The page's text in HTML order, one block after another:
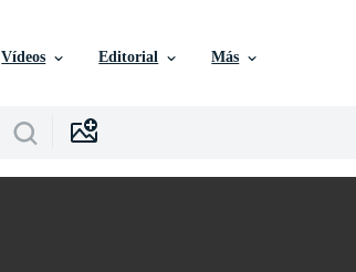
Vídeos Editorial Más